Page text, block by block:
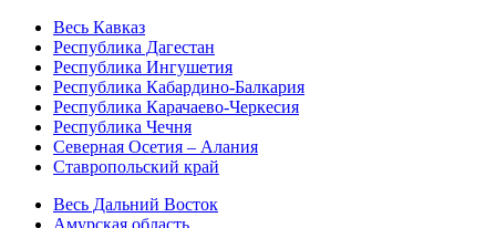
Весь Кавказ
Республика Дагестан
Республика Ингушетия
Республика Кабардино-Балкария
Республика Карачаево-Черкесия
Республика Чечня
Северная Осетия – Алания
Ставропольский край
Весь Дальний Восток
Амурская область